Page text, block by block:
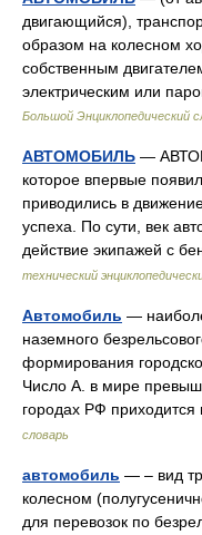
двигающийся),
образом на колесном
собственным
электрическим или
Большой Энциклопедический
АВТОМОБИЛЬ —
которое впервые
приводились в
успеха. По сути, век
действие экипажей с
технический
Автомобиль —
наземного
формирования
Число А. в мире
городах РФ
словарь
автомобиль — – вид
колесном
для перевозок по